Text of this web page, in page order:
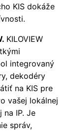
KIS dokáže
KILOVIEW
integrovaný
dekodéry
na KIS pre
vašej lokálnej
IP. Je
správ,